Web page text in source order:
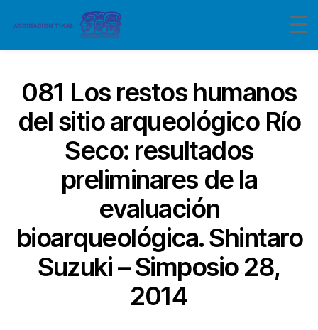
081 Los restos humanos
del sitio arqueológico Río
Seco: resultados
preliminares de la
evaluación
bioarqueológica. Shintaro
Suzuki – Simposio 28,
2014